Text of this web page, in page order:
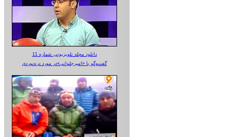
دانلود مجله تلویزیونی شماره 11
گفت‌وگو با «امیرجلوانی»در مورد دره‌نوردی